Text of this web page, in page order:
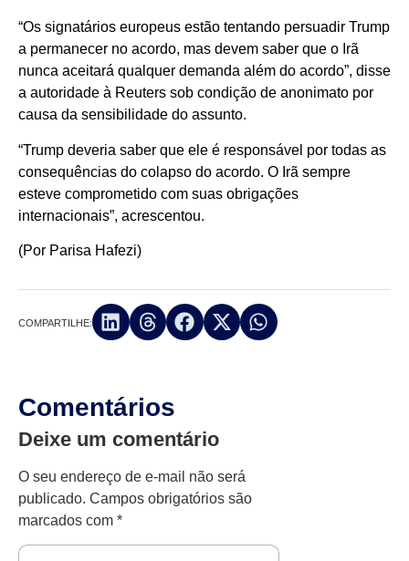
“Os signatários europeus estão tentando persuadir Trump
a permanecer no acordo, mas devem saber que o Irã
nunca aceitará qualquer demanda além do acordo”, disse
a autoridade à Reuters sob condição de anonimato por
causa da sensibilidade do assunto.
“Trump deveria saber que ele é responsável por todas as
consequências do colapso do acordo. O Irã sempre
esteve comprometido com suas obrigações
internacionais”, acrescentou.
(Por Parisa Hafezi)
COMPARTILHE:
Comentários
Deixe um comentário
O seu endereço de e-mail não será
publicado. Campos obrigatórios são
marcados com *